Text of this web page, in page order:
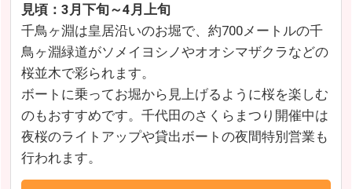
見頃：3月下旬～4月上旬
千鳥ヶ淵は皇居沿いのお堀で、約700メートルの千
鳥ヶ淵緑道がソメイヨシノやオオシマザクラなどの
桜並木で彩られます。
ボートに乗ってお堀から見上げるように桜を楽しむ
のもおすすめです。千代田のさくらまつり開催中は
夜桜のライトアップや貸出ボートの夜間特別営業も
行われます。